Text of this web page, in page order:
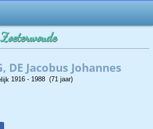
DE Jacobus Johannes
1916 - 1988 (71 jaar)